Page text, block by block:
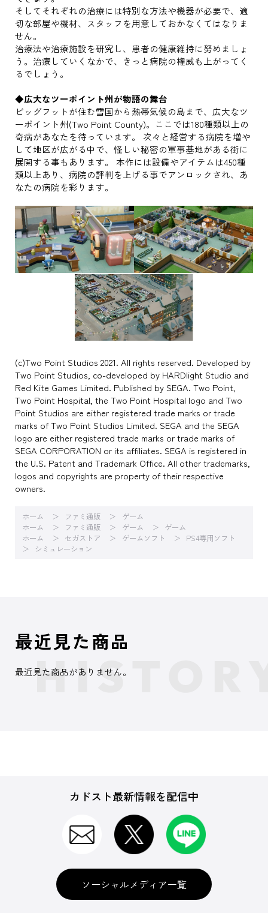
そしてそれぞれの治療には特別な方法や機器が必要で、適
切な部屋や機材、スタッフを用意しておかなくてはなりま
せん。
治療法や治療施設を研究し、患者の健康維持に努めましょ
う。治療していくなかで、きっと病院の権威も上がってく
るでしょう。
◆広大なツーポイント州が物語の舞台
ビッグフットが住む雪国から熱帯気候の島まで、広大なツ
ーポイント州(Two Point County)。ここでは180種類以上の
奇病があなたを待っています。 次々と経営する病院を増や
して地区が広がる中で、怪しい秘密の軍事基地がある街に
展開する事もあります。 本作には設備やアイテムは450種
類以上あり、病院の評判を上げる事でアンロックされ、あ
なたの病院を彩ります。
(c)Two Point Studios 2021. All rights reserved. Developed by
Two Point Studios, co-developed by HARDlight Studio and
Red Kite Games Limited. Published by SEGA. Two Point,
Two Point Hospital, the Two Point Hospital logo and Two
Point Studios are either registered trade marks or trade
marks of Two Point Studios Limited. SEGA and the SEGA
logo are either registered trade marks or trade marks of
SEGA CORPORATION or its affiliates. SEGA is registered in
the U.S. Patent and Trademark Office. All other trademarks,
logos and copyrights are property of their respective
owners.
ホーム ファミ通販
ゲーム
ホーム
ファミ通販 ゲーム
ゲーム
ホーム
セガストア ゲームソフト
PS4専用ソフト
シミュレーション
最近見た商品
最近見た商品がありません。
カドスト最新情報を配信中
ソーシャルメディア一覧